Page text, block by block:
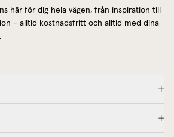
här för dig hela vägen, från inspiration till
- alltid kostnadsfritt och alltid med dina